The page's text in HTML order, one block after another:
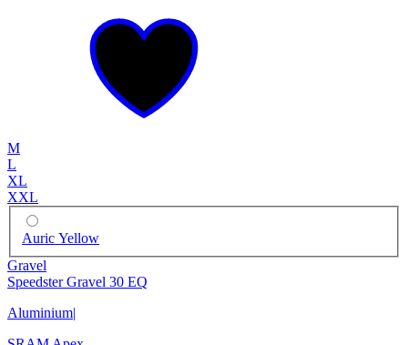
M
L
XL
XXL
Auric Yellow
Gravel
Speedster Gravel 30 EQ
Aluminium